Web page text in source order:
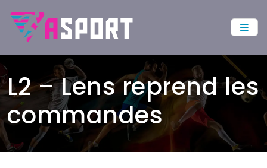
L2 – Lens reprend les
commandes